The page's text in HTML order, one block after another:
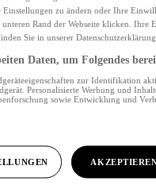
zu ändern oder Ihre
Rand der Webseite klicken. Ihre
Sie in unserer
Daten, um Folgendes
zur Identifikation
Personalisierte Werbung und
sowie Entwicklung und